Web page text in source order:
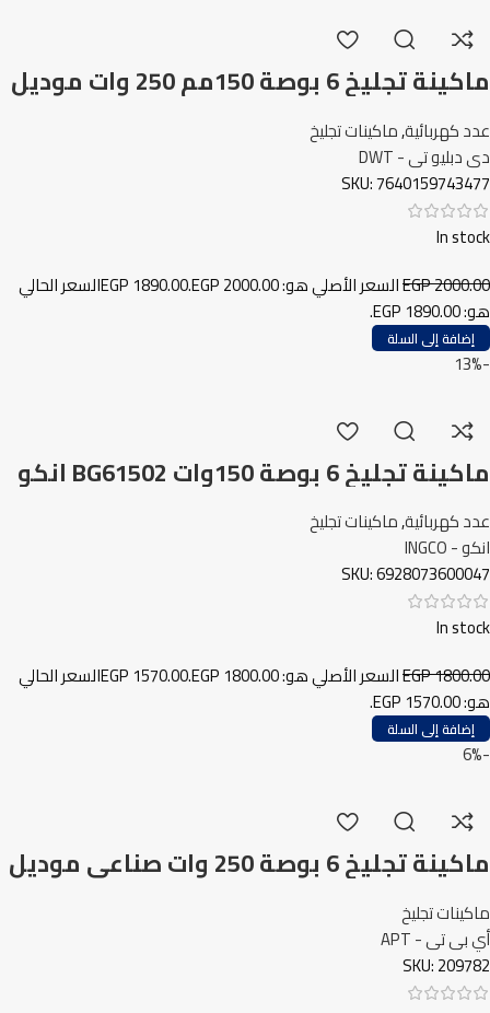
ماكينة تجليخ 6 بوصة 150مم 250 وات موديل
DWT DS-250GS
عدد كهربائية,ماكينات تجليخ
دى دبليو تى - DWT
SKU:7640159743477
In stock
EGP2000.00 السعر الأصلي هو: EGP 2000.00. EGP 1890.00
السعر الحالي
هو: EGP 1890.00.
إضافة إلى السلة
-13%
ماكينة تجليخ 6 بوصة 150وات BG61502 انكو
عدد كهربائية,ماكينات تجليخ
انكو - INGCO
SKU:6928073600047
In stock
EGP1800.00 السعر الأصلي هو: EGP 1800.00. EGP 1570.00
السعر الحالي
هو: EGP 1570.00.
إضافة إلى السلة
-6%
ماكينة تجليخ 6 بوصة 250 وات صناعي موديل
APT IN 110607
ماكينات تجليخ
أي بى تى - APT
SKU:209782